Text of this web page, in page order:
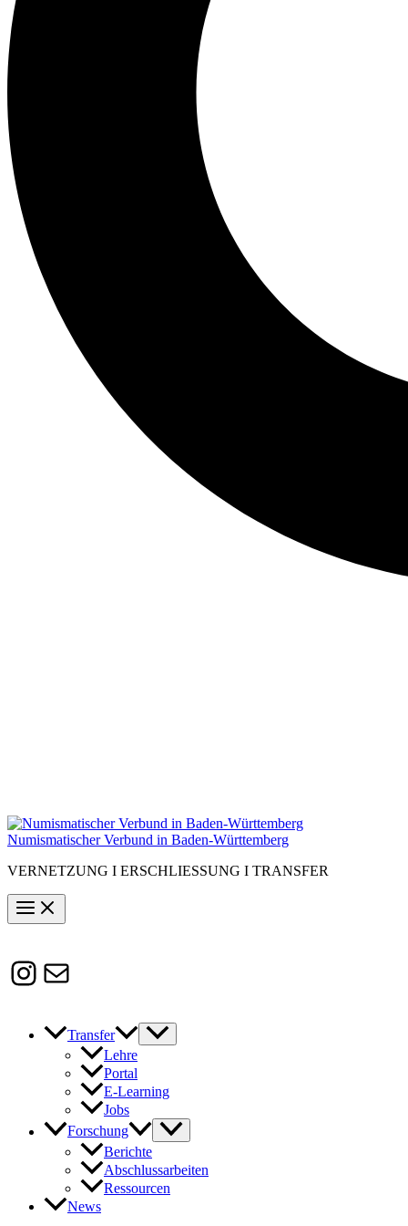
Numismatischer Verbund in Baden-Württemberg
VERNETZUNG I ERSCHLIESSUNG I TRANSFER
Instagram
Susanne.Boerner@zaw.uni-
heidelberg.de
Transfer
Lehre
Portal
E-Learning
Jobs
Forschung
Berichte
Abschlussarbeiten
Ressourcen
News